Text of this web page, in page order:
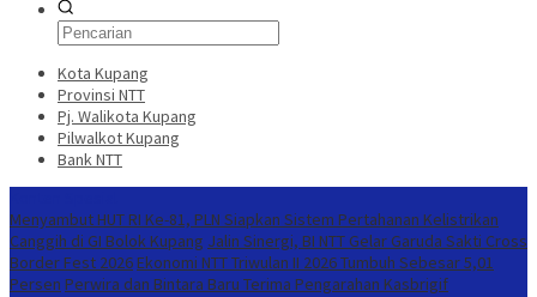
Kota Kupang
Provinsi NTT
Pj. Walikota Kupang
Pilwalkot Kupang
Bank NTT
Menyambut HUT RI Ke-81, PLN Siapkan Sistem Pertahanan Kelistrikan
Canggih di GI Bolok Kupang Jalin Sinergi, BI NTT Gelar Garuda Sakti Cross
Border Fest 2026 Ekonomi NTT Triwulan II 2026 Tumbuh Sebesar 5,01
Persen Perwira dan Bintara Baru Terima Pengarahan Kasbrigif